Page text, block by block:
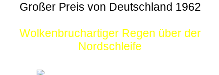
Großer Preis von Deutschland 1962
Wolkenbruchartiger Regen über der
Nordschleife